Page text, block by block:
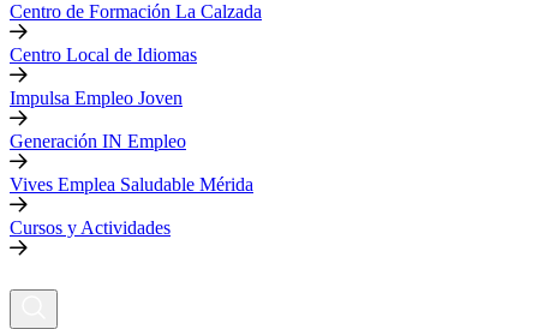
Centro de Formación La Calzada
Centro Local de Idiomas
Impulsa Empleo Joven
Generación IN Empleo
Vives Emplea Saludable Mérida
Cursos y Actividades